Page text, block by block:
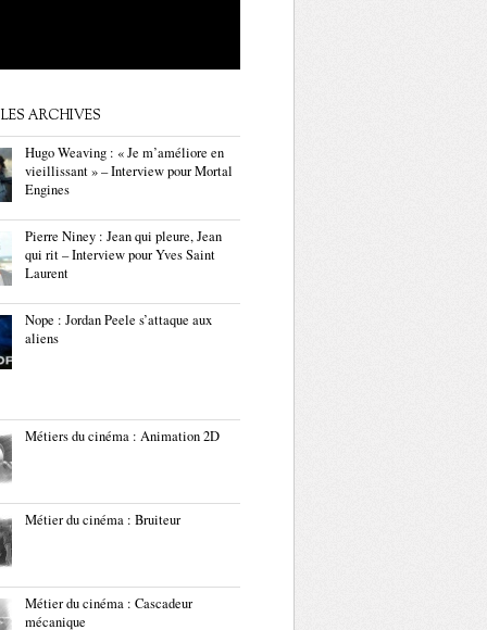
ARCHIVES
Hugo Weaving : « Je m’améliore en
vieillissant » – Interview pour Mortal
Engines
Pierre Niney : Jean qui pleure, Jean
qui rit – Interview pour Yves Saint
Laurent
Nope : Jordan Peele s’attaque aux
aliens
Métiers du cinéma : Animation 2D
Métier du cinéma : Bruiteur
Métier du cinéma : Cascadeur
mécanique